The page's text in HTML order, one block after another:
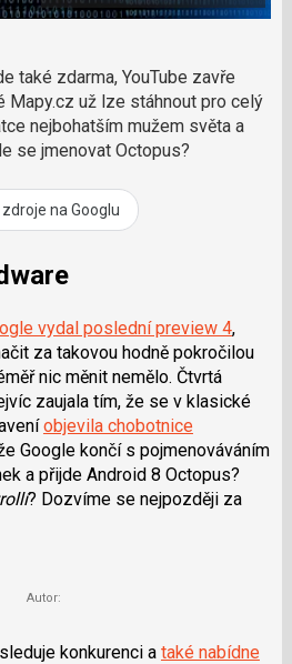
k
d
p
k
c
i
k
také zdarma, YouTube zavře
Mapy.cz už lze stáhnout pro celý
nejbohatším mužem světa a
se jmenovat Octopus?
na Googlu
vydal poslední preview 4,
za takovou hodně pokročilou
nic měnit nemělo. Čtvrtá
zaujala tím, že se v klasické
objevila chobotnice
Google končí s pojmenováváním
a přijde Android 8 Octopus?
? Dozvíme se nejpozději za
Autor:
konkurenci a také nabídne